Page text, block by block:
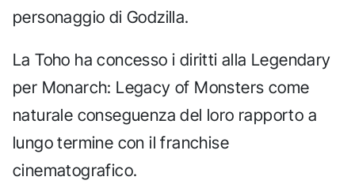
personaggio di Godzilla.
La Toho ha concesso i diritti alla Legendary
per Monarch: Legacy of Monsters come
naturale conseguenza del loro rapporto a
lungo termine con il franchise
cinematografico.